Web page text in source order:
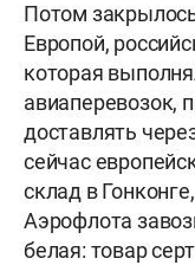
Потом
Европой,
которая
авиаперевозок,
доставлять
сейчас
склад в
Аэрофлота
белая: товар